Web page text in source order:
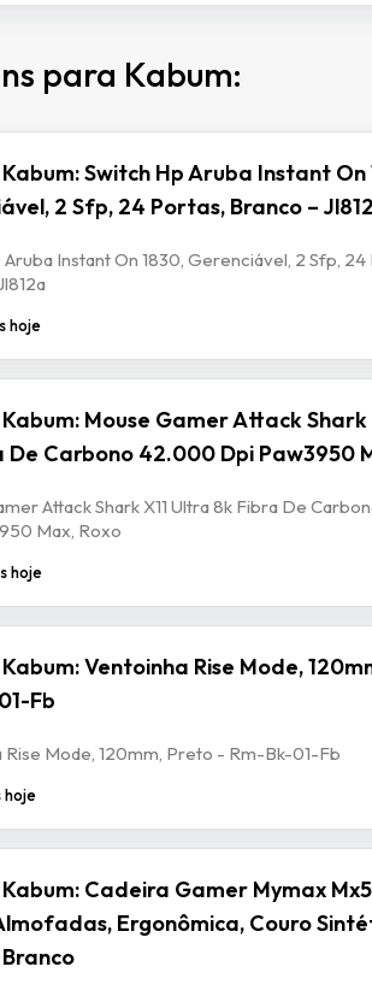
para Kabum:
Switch Hp Aruba Instant On
2 Sfp, 24 Portas, Branco –
Aruba Instant On 1830, Gerenciável, 2 Sfp, 24
hoje
Mouse Gamer Attack Shark
De Carbono 42.000 Dpi Paw3950
Attack Shark X11 Ultra 8k Fibra De
Max, Roxo
hoje
Ventoinha Rise Mode,
Fb
Rise Mode, 120mm, Preto - Rm-Bk-01-Fb
hoje
Cadeira Gamer Mymax
Ergonômica, Couro